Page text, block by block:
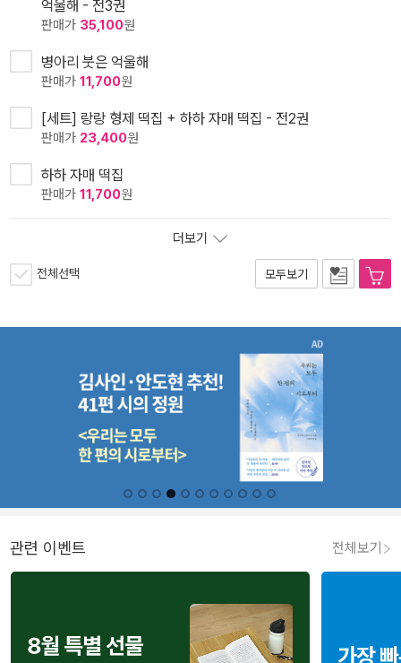
억울해 - 전3권
판매가 35,100원
병아리 붓은 억울해
판매가 11,700원
[세트] 랑랑 형제 떡집 + 하하 자매 떡집 - 전2권
판매가 23,400원
하하 자매 떡집
판매가 11,700원
더보기
전체선택 모두보기
관련 이벤트 전체보기